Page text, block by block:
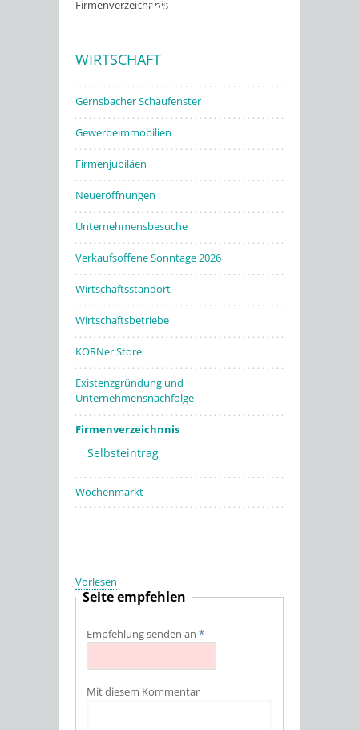
Erleben
Firmenverzeichnnis
WIRTSCHAFT
Gernsbacher Schaufenster
Gewerbeimmobilien
Firmenjubiläen
Neueröffnungen
Unternehmensbesuche
Verkaufsoffene Sonntage 2026
Wirtschaftsstandort
Wirtschaftsbetriebe
KORNer Store
Existenzgründung und
Unternehmensnachfolge
Firmenverzeichnnis
Selbsteintrag
Wochenmarkt
Vorlesen
Seite empfehlen
Empfehlung senden an *
Mit diesem Kommentar